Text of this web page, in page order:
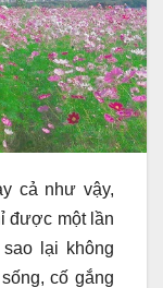
cả như vậy,
được một lần
lại không
cố gắng